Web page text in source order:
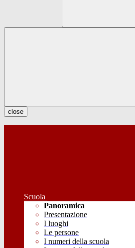
close
Scuola
Panoramica
Presentazione
I luoghi
Le persone
I numeri della scuola